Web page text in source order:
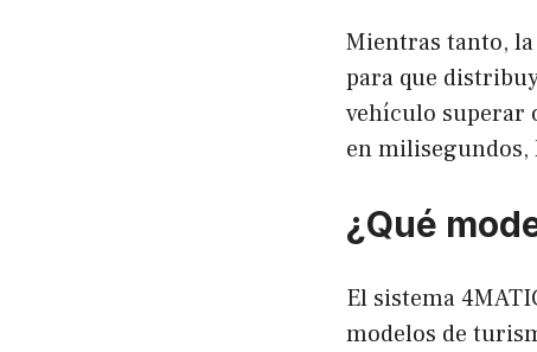
Mientras tanto,
para que
vehículo superar
en milisegundos,
¿Qué
El sistema
modelos de